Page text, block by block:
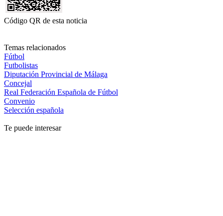
Código QR de esta noticia
Temas relacionados
Fútbol
Futbolistas
Diputación Provincial de Málaga
Concejal
Real Federación Española de Fútbol
Convenio
Selección española
Te puede interesar